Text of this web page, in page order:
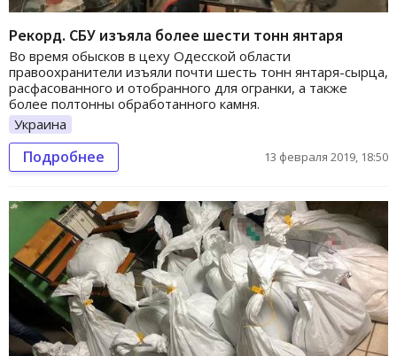
Рекорд. СБУ изъяла более шести тонн янтаря
Во время обысков в цеху Одесской области
правоохранители изъяли почти шесть тонн янтаря-сырца,
расфасованного и отобранного для огранки, а также
более полтонны обработанного камня.
Украина
Подробнее 13 февраля 2019, 18:50